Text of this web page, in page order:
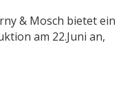
& Mosch bietet ein
am 22.Juni an,